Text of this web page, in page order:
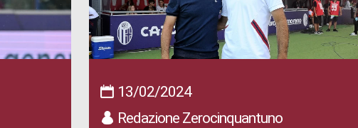
13/02/2024
Redazione Zerocinquantuno